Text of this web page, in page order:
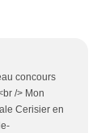
concours
/> Mon
Cerisier en